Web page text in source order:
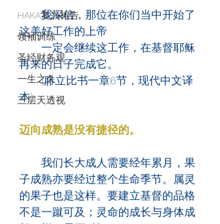
HAKA复兴祷告
领袖训练
圣经财务观
一生之久
三层天透视
我深信，那位在你们当中开始了
这美好工作的上帝
一定会继续这工作，在基督耶稣
再来的日子完成它。
(腓立比书一章6节，现代中文译
本)
迈向成熟是没有捷径的。
我们长大成人需要经年累月，果
子成熟亦要经过整个生命季节。属灵
的果子也是这样。要建立基督的品格
不是一蹴可及；灵命的成长与身体成